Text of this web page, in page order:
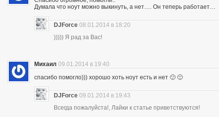
Думала что ноут можно выкинуть, а нет…. Он теперь работает…
DJForce 08.01.2014 в 18:20
))))) Я рад за Вас!
Михаил 09.01.2014 в 19:40
спасибо помогло))) хорошо хоть ноут есть и нет 🙂 🙂
DJForce 09.01.2014 в 19:43
Всегда пожалуйста!, Лайки к статье приветствуются!